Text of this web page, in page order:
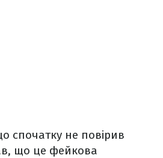
спочатку не повірив
що це фейкова